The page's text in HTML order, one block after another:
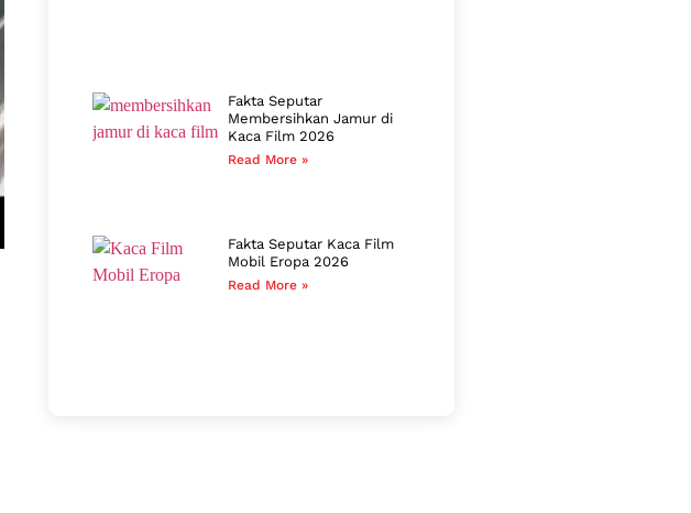
Fakta Seputar
Membersihkan Jamur di
Kaca Film 2026
Read More »
Fakta Seputar Kaca Film
Mobil Eropa 2026
Read More »